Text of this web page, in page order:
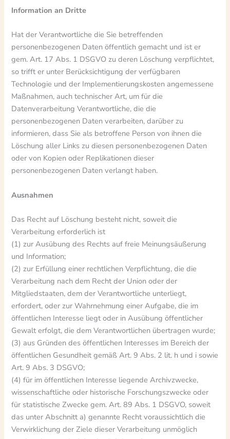
Information an Dritte
Hat der Verantwortliche die Sie betreffenden
personenbezogenen Daten öffentlich gemacht und ist er
gem. Art. 17 Abs. 1 DSGVO zu deren Löschung verpflichtet,
so trifft er unter Berücksichtigung der verfügbaren
Technologie und der Implementierungskosten angemessene
Maßnahmen, auch technischer Art, um für die
Datenverarbeitung Verantwortliche, die die
personenbezogenen Daten verarbeiten, darüber zu
informieren, dass Sie als betroffene Person von ihnen die
Löschung aller Links zu diesen personenbezogenen Daten
oder von Kopien oder Replikationen dieser
personenbezogenen Daten verlangt haben.
Ausnahmen
Das Recht auf Löschung besteht nicht, soweit die
Verarbeitung erforderlich ist
(1) zur Ausübung des Rechts auf freie Meinungsäußerung
und Information;
(2) zur Erfüllung einer rechtlichen Verpflichtung, die die
Verarbeitung nach dem Recht der Union oder der
Mitgliedstaaten, dem der Verantwortliche unterliegt,
erfordert, oder zur Wahrnehmung einer Aufgabe, die im
öffentlichen Interesse liegt oder in Ausübung öffentlicher
Gewalt erfolgt, die dem Verantwortlichen übertragen wurde;
(3) aus Gründen des öffentlichen Interesses im Bereich der
öffentlichen Gesundheit gemäß Art. 9 Abs. 2 lit. h und i sowie
Art. 9 Abs. 3 DSGVO;
(4) für im öffentlichen Interesse liegende Archivzwecke,
wissenschaftliche oder historische Forschungszwecke oder
für statistische Zwecke gem. Art. 89 Abs. 1 DSGVO, soweit
das unter Abschnitt a) genannte Recht voraussichtlich die
Verwirklichung der Ziele dieser Verarbeitung unmöglich